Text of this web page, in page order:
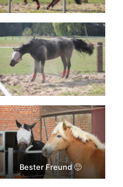
Bester Freund 🙂